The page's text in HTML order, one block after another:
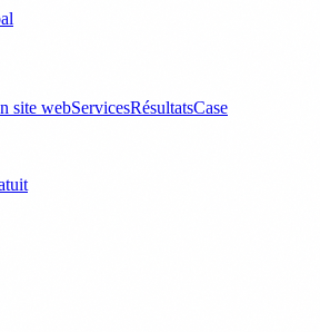
site webServicesRésultatsCase